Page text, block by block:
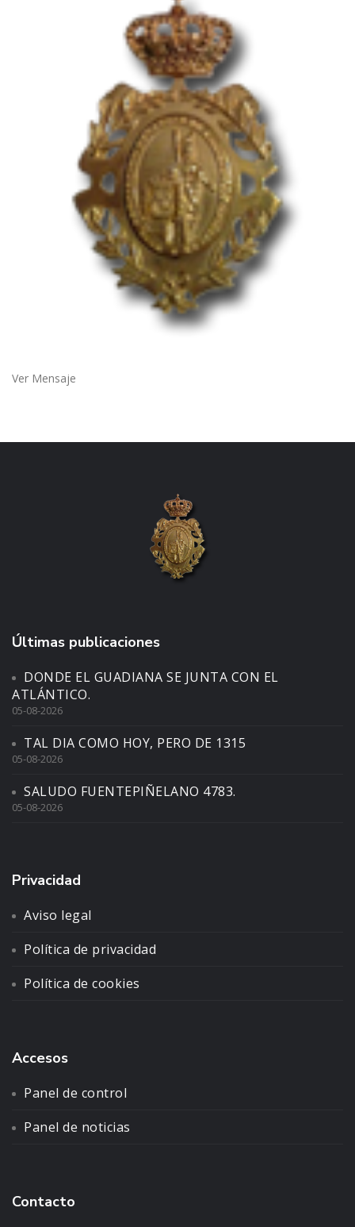
Ver Mensaje
Últimas publicaciones
DONDE EL GUADIANA SE JUNTA CON EL
ATLÁNTICO.
05-08-2026
TAL DIA COMO HOY, PERO DE 1315
05-08-2026
SALUDO FUENTEPIÑELANO 4783.
05-08-2026
Privacidad
Aviso legal
Política de privacidad
Política de cookies
Accesos
Panel de control
Panel de noticias
Contacto